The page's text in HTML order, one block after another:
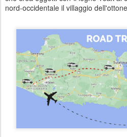
nord-occidentale il villaggio